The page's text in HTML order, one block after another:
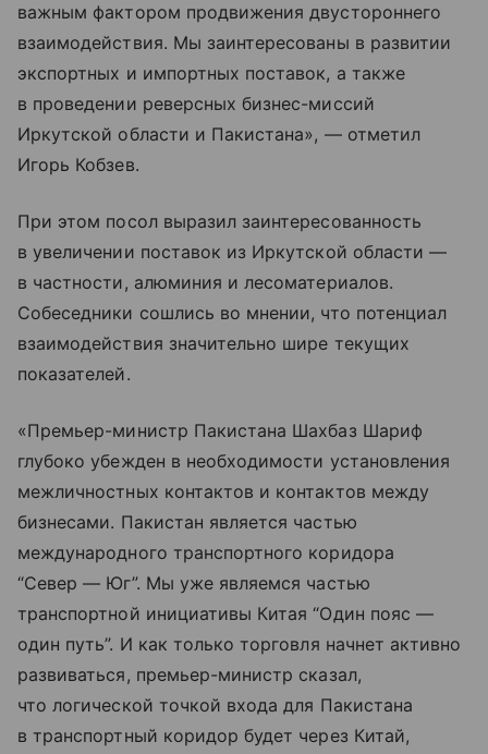
важным фактором продвижения двустороннего
взаимодействия. Мы заинтересованы в развитии
экспортных и импортных поставок, а также
в проведении реверсных бизнес-миссий
Иркутской области и Пакистана», — отметил
Игорь Кобзев.
При этом посол выразил заинтересованность
в увеличении поставок из Иркутской области —
в частности, алюминия и лесоматериалов.
Собеседники сошлись во мнении, что потенциал
взаимодействия значительно шире текущих
показателей.
«Премьер-министр Пакистана Шахбаз Шариф
глубоко убежден в необходимости установления
межличностных контактов и контактов между
бизнесами. Пакистан является частью
международного транспортного коридора
“Север — Юг”. Мы уже являемся частью
транспортной инициативы Китая “Один пояс —
один путь”. И как только торговля начнет активно
развиваться, премьер-министр сказал,
что логической точкой входа для Пакистана
в транспортный коридор будет через Китай,